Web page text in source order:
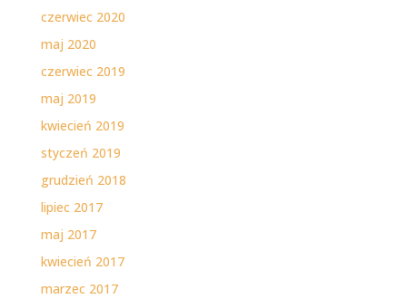
czerwiec 2020
maj 2020
czerwiec 2019
maj 2019
kwiecień 2019
styczeń 2019
grudzień 2018
lipiec 2017
maj 2017
kwiecień 2017
marzec 2017